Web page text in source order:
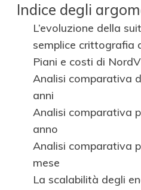
Indice degli
L’evoluzione della
semplice crittografia
Piani e costi di
Analisi comparativa
anni
Analisi comparativa
anno
Analisi comparativa
mese
La scalabilità degli